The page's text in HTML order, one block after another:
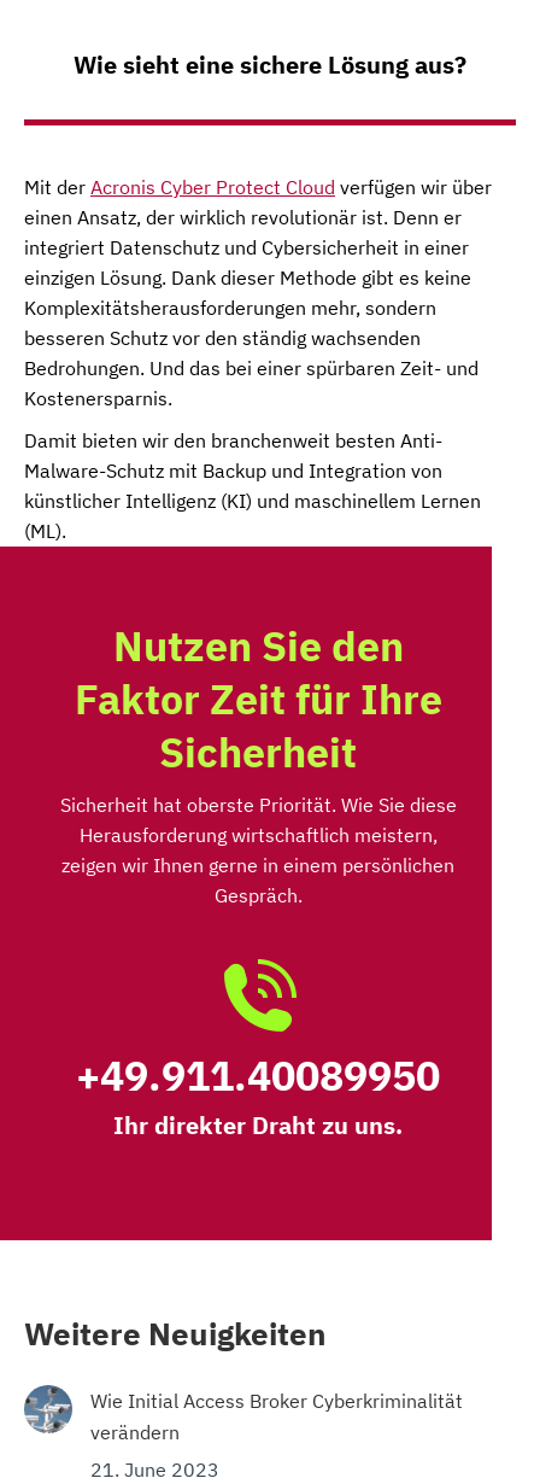
Wie sieht eine sichere Lösung aus?
Mit der Acronis Cyber Protect Cloud verfügen wir über
einen Ansatz, der wirklich revolutionär ist. Denn er
integriert Datenschutz und Cybersicherheit in einer
einzigen Lösung. Dank dieser Methode gibt es keine
Komplexitätsherausforderungen mehr, sondern
besseren Schutz vor den ständig wachsenden
Bedrohungen. Und das bei einer spürbaren Zeit- und
Kostenersparnis.
Damit bieten wir den branchenweit besten Anti-
Malware-Schutz mit Backup und Integration von
künstlicher Intelligenz (KI) und maschinellem Lernen
(ML).
Nutzen Sie den
Faktor Zeit für Ihre
Sicherheit
Sicherheit hat oberste Priorität. Wie Sie diese
Herausforderung wirtschaftlich meistern,
zeigen wir Ihnen gerne in einem persönlichen
Gespräch.
+49.911.40089950
Ihr direkter Draht zu uns.
Weitere Neuigkeiten
Wie Initial Access Broker Cyberkriminalität
verändern
21. June 2023